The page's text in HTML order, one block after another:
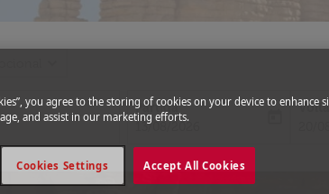
Partida
fc-booking-departure-date-aria-
13/08/2026
fc-
you agree to the storing of cookies on your device to enhance
and assist in our marketing efforts.
Accept All Cookies
Cookies Settings